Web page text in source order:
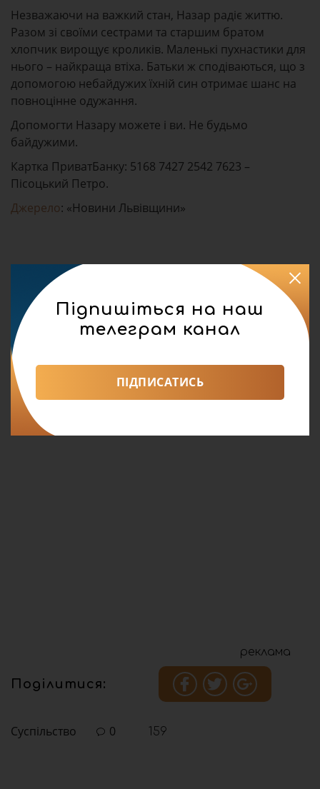
Незважаючи на важкий стан, Назар радіє життю.
Разом зі своїми сестрами та старшим братом
хлопчик вирощує кроликів. Маленькі пухнастики для
нього – найкраща втіха. Батьки ж сподіваються, що з
допомогою небайдужих їхній син отримає шанс на
повноцінне одужання.
Допомогти Назару можете і ви. Не будьмо
байдужими.
Картка ПриватБанку: 5168 7427 2542 7623 –
Пісоцький Петро.
Джерело: «Новини Львівщини»
реклама
Поділитися:
Суспільство 0 159
Підпишіться на наш
телеграм канал
ПІДПИСАТИСЬ